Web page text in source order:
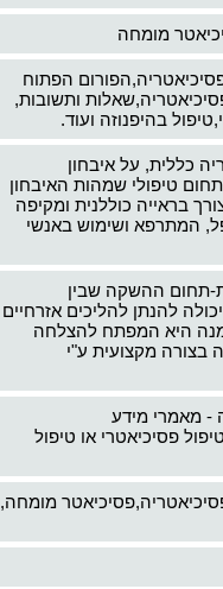
מומחה
הפתוח
ותשובות,
בהיפנוזה ועוד.
כללית, על איבחון
טיפולי שמהות האיבחון
בראייה כוללנית ומקיפה
המתרפא ושימוש באנשי
תחום ההשקה שבין
להנתן להליכים אזרחיים
היא המפתח להצלחה
בצורה מקצועית ע"י
- מאמרי מידע
פסיכיאטרי או טיפול
מומחה,